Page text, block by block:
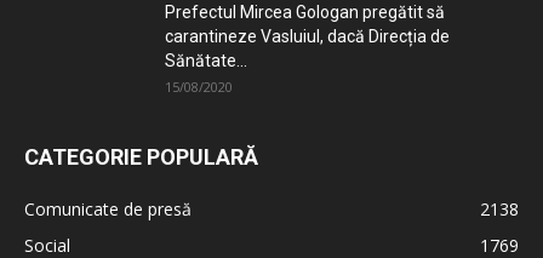
Prefectul Mircea Gologan pregătit să
carantineze Vasluiul, dacă Direcția de
Sănătate...
15/08/2020
CATEGORIE POPULARĂ
Comunicate de presă
2138
Social
1769